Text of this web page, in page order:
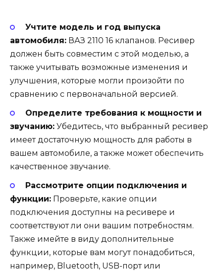
Учтите модель и год выпуска
автомобиля: ВАЗ 2110 16 клапанов. Ресивер
должен быть совместим с этой моделью, а
также учитывать возможные изменения и
улучшения, которые могли произойти по
сравнению с первоначальной версией.
Определите требования к мощности и
звучанию: Убедитесь, что выбранный ресивер
имеет достаточную мощность для работы в
вашем автомобиле, а также может обеспечить
качественное звучание.
Рассмотрите опции подключения и
функции: Проверьте, какие опции
подключения доступны на ресивере и
соответствуют ли они вашим потребностям.
Также имейте в виду дополнительные
функции, которые вам могут понадобиться,
например, Bluetooth, USB-порт или